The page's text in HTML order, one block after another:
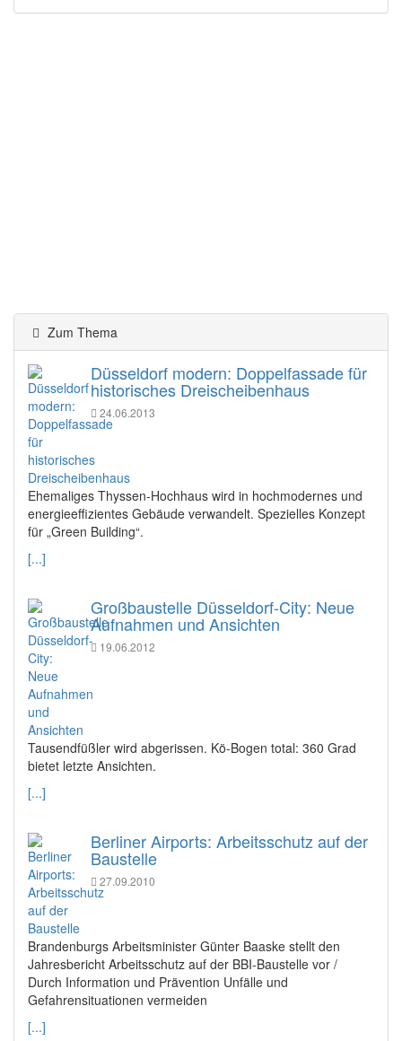
Zum Thema
Düsseldorf modern: Doppelfassade für
historisches Dreischeibenhaus
24.06.2013
Ehemaliges Thyssen-Hochhaus wird in hochmodernes und
energieeffizientes Gebäude verwandelt. Spezielles Konzept
für „Green Building“.
[...]
Großbaustelle Düsseldorf-City: Neue
Aufnahmen und Ansichten
19.06.2012
Tausendfüßler wird abgerissen. Kö-Bogen total: 360 Grad
bietet letzte Ansichten.
[...]
Berliner Airports: Arbeitsschutz auf der
Baustelle
27.09.2010
Brandenburgs Arbeitsminister Günter Baaske stellt den
Jahresbericht Arbeitsschutz auf der BBI-Baustelle vor /
Durch Information und Prävention Unfälle und
Gefahrensituationen vermeiden
[...]